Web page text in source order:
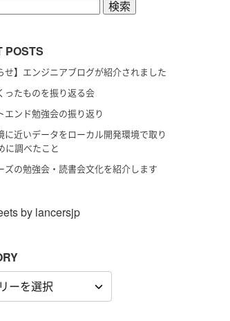
POSTS
せ】エンジニアブログが紹介されました
ったものを振り返る会
エンド勉強会の振り返り
に近いデータをローカル開発環境で取り
に調べたこと
ズの勉強会・読書会文化を紹介します
by lancersjp